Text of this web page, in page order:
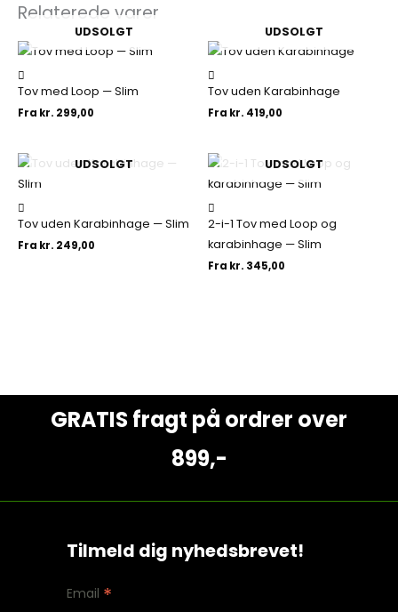
Relaterede varer
UDSOLGT
Tov med Loop — Slim
Fra kr. 299,00
UDSOLGT
Tov uden Karabinhage
Fra kr. 419,00
UDSOLGT
Tov uden Karabinhage — Slim
Fra kr. 249,00
UDSOLGT
2-i-1 Tov med Loop og
karabinhage — Slim
Fra kr. 345,00
GRATIS fragt på ordrer over
899,-
Tilmeld dig nyhedsbrevet!
Email *